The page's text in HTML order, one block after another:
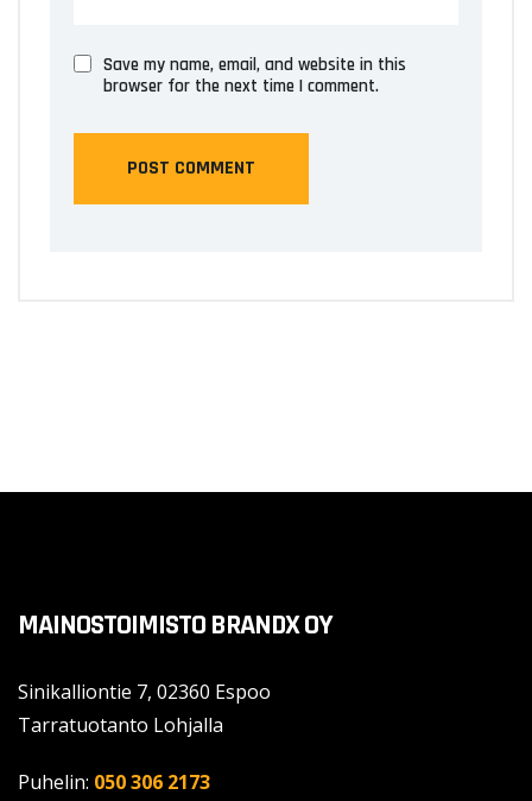
Save my name, email, and website in this
browser for the next time I comment.
MAINOSTOIMISTO BRANDX OY
Sinikalliontie 7, 02360 Espoo
Tarratuotanto Lohjalla
Puhelin: 050 306 2173